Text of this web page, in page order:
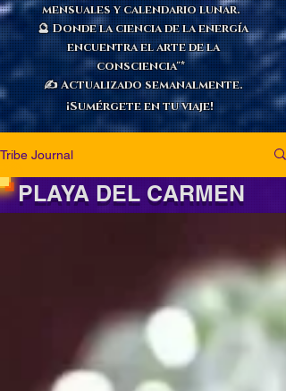
mensuales y calendario lunar.
🔮 Donde la ciencia de la energía
encuentra el arte de la
consciencia"*
✍️ Actualizado semanalmente.
¡Sumérgete en tu viaje!
Tribe Journal
PLAYA DEL CARMEN